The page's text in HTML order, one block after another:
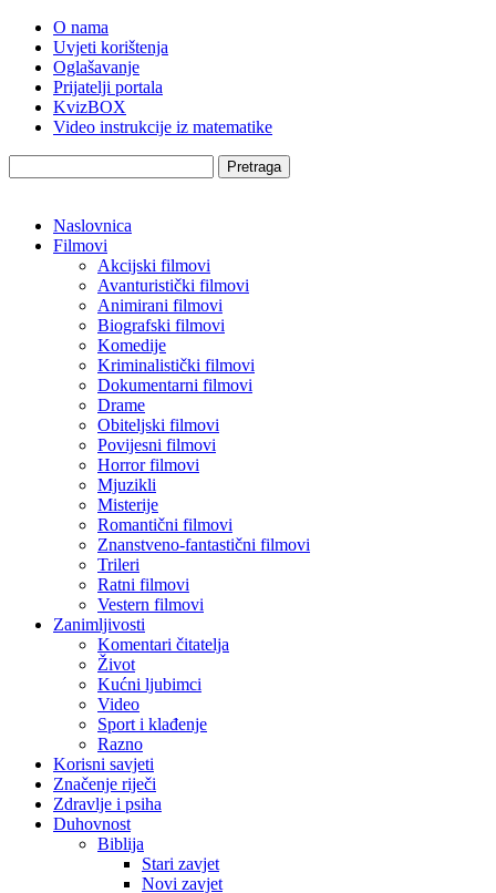
O nama
Uvjeti korištenja
Oglašavanje
Prijatelji portala
KvizBOX
Video instrukcije iz matematike
Pretraga
Naslovnica
Filmovi
Akcijski filmovi
Avanturistički filmovi
Animirani filmovi
Biografski filmovi
Komedije
Kriminalistički filmovi
Dokumentarni filmovi
Drame
Obiteljski filmovi
Povijesni filmovi
Horror filmovi
Mjuzikli
Misterije
Romantični filmovi
Znanstveno-fantastični filmovi
Trileri
Ratni filmovi
Vestern filmovi
Zanimljivosti
Komentari čitatelja
Život
Kućni ljubimci
Video
Sport i klađenje
Razno
Korisni savjeti
Značenje riječi
Zdravlje i psiha
Duhovnost
Biblija
Stari zavjet
Novi zavjet